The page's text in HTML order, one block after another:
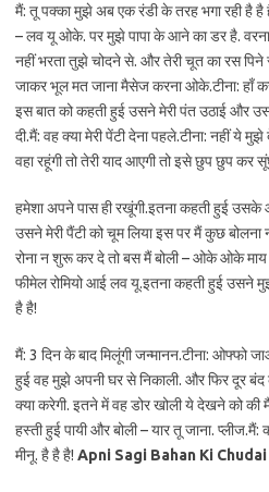
मैं: तू पक्का मुझे अब एक रंडी के तरह भगा रही है है
– लव यू ओके. पर मुझे पापा के आने का डर है. वरना
नहीं भरता तुझे चोदने से. और तेरी चूत का रस
जाकर भूल मत जाना मैसेज करना ओके.टीना: हाँ
इस बात को कहती हुई उसने मेरी पंत उठाई और
दी.मैं: वह क्या मेरी पेंटी देना पहले.टीना: नहीं ये
वहा रहूंगी तो तेरी याद आएगी तो इसे छुप छुप कर
हमेशा अपने पास ही रखूंगी.इतना कहती हुई उसके
उसने मेरी पैंटी को चूम लिया इस पर मैं कुछ बोलना
रोना न शुरू कर दे तो बस मैं बोली – ओके ओके माय
फीमेल रोमियो आई लव यू.इतना कहती हुई उसने
है है!
मैं: 3 दिन के बाद मिलूंगी जन्मानन.टीना:
हुई वह मुझे अपनी घर से निकाली. और फिर दूर बंद
क्या करेगी. इतने में वह डोर खोली ये देखने को की
हस्ती हुई पायी और बोली – यार तू जाना.
मीनू. है है है! Apni Sagi Bahan Ki